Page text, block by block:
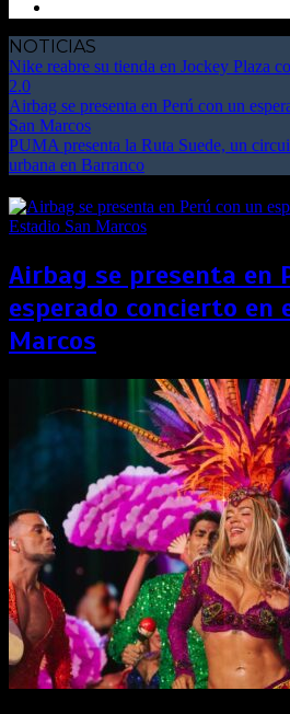
NOTICIAS
Nike reabre su tienda en Jockey Plaza
2.0
Airbag se presenta en Perú con un
San Marcos
PUMA presenta la Ruta Suede, un
urbana en Barranco
Airbag se presenta en
esperado concierto en
Marcos